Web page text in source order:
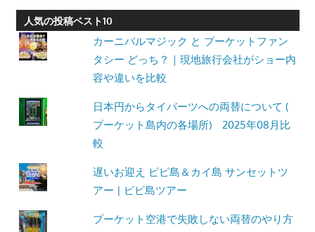
人気の投稿ベスト10
カーニバルマジック と プーケットファン
タシー どっち？｜現地旅行会社がショー内
容や違いを比較
日本円からタイバーツへの両替について (
プーケット島内の各場所) 2025年08月比
較
遅いお迎え ピピ島＆カイ島 サンセットツ
アー | ピピ島ツアー
プーケット空港で失敗しない両替のやり方